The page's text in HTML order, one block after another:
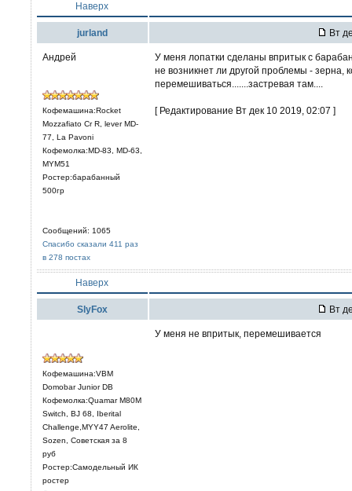
Наверх
jurland Вт
Андрей
Кофемашина:Rocket
Mozzafiato Cr R, lever MD-
77, La Pavoni
Кофемолка:MD-83, MD-63,
MYM51
Ростер:барабанный
500гр
Сообщений: 1065
Спасибо сказали 411 раз
в 278 постах
У меня лопатки сделаны впритык с
не возникнет ли другой проблемы - зерна,
перемешиваться.......застревая там....
[ Редактирование Вт дек 10 2019, 02:07 ]
Наверх
SlyFox Вт
Кофемашина:VBM
Domobar Junior DB
Кофемолка:Quamar M80M
Switch, BJ 68, Iberital
Challenge,MYY47 Aerolite,
Sozen, Советская за 8
руб
Ростер:Самодельный ИК
ростер
У меня не впритык, перемешивается